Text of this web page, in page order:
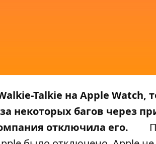
Talkie на Apple Watch,
за некоторых багов через
отключила его.